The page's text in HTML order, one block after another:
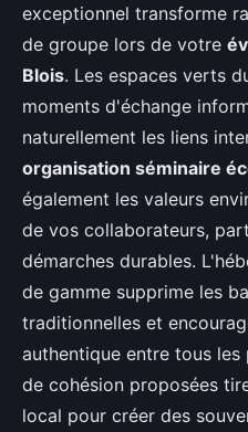
exceptionnel transforme
de groupe lors de votre
Blois. Les espaces verts
moments d'échange
naturellement les liens
organisation séminaire
également les valeurs
de vos collaborateurs,
démarches durables.
de gamme supprime les
traditionnelles et
authentique entre tous
de cohésion proposées
local pour créer des